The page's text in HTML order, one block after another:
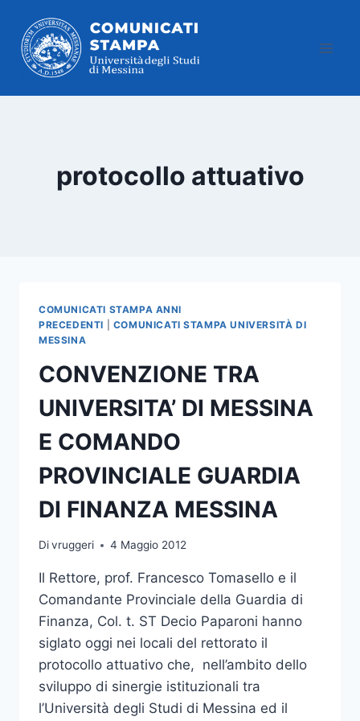
contenuto
protocollo attuativo
COMUNICATI STAMPA ANNI
PRECEDENTI
COMUNICATI STAMPA UNIVERSITÀ DI
MESSINA
CONVENZIONE TRA
UNIVERSITA’ DI MESSINA
E COMANDO
PROVINCIALE GUARDIA
DI FINANZA MESSINA
Divruggeri 4 Maggio 2012
Il Rettore, prof. Francesco Tomasello e il
Comandante Provinciale della Guardia di
Finanza, Col. t. ST Decio Paparoni hanno
siglato oggi nei locali del rettorato il
protocollo attuativo che, nell’ambito dello
sviluppo di sinergie istituzionali tra
l’Università degli Studi di Messina ed il